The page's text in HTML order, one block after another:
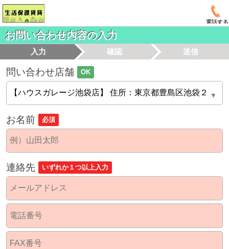
電話する
お問い合わせ内容の入力
入力 確認 送信
問い合わせ店舗 OK
お名前 必須
連絡先 いずれか１つ以上入力